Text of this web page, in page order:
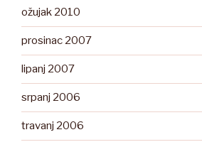
ožujak 2010
prosinac 2007
lipanj 2007
srpanj 2006
travanj 2006